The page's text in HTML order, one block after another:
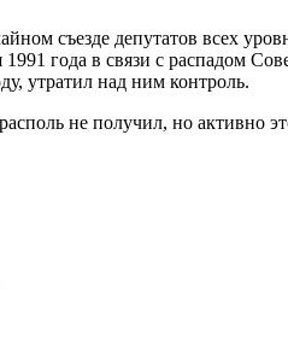
съезде депутатов всех
года в связи с распадом
утратил над ним контроль.
не получил, но активно